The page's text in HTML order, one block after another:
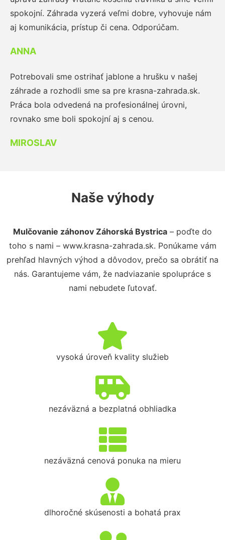
spokojní. Záhrada vyzerá veľmi dobre, vyhovuje nám
aj komunikácia, prístup či cena. Odporúčam.
ANNA
Potrebovali sme ostrihať jablone a hrušku v našej
záhrade a rozhodli sme sa pre krasna-zahrada.sk.
Práca bola odvedená na profesionálnej úrovni,
rovnako sme boli spokojní aj s cenou.
MIROSLAV
Naše výhody
Mulčovanie záhonov Záhorská Bystrica – poďte do
toho s nami – www.krasna-zahrada.sk. Ponúkame vám
prehľad hlavných výhod a dôvodov, prečo sa obrátiť na
nás. Garantujeme vám, že nadviazanie spolupráce s
nami nebudete ľutovať.
vysoká úroveň kvality služieb
nezáväzná a bezplatná obhliadka
nezáväzná cenová ponuka na mieru
dlhoročné skúsenosti a bohatá prax